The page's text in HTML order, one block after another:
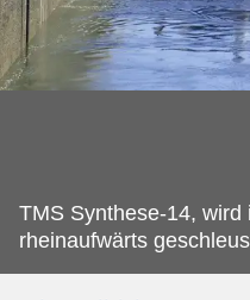
TMS Synthese-14, wird
rheinaufwärts